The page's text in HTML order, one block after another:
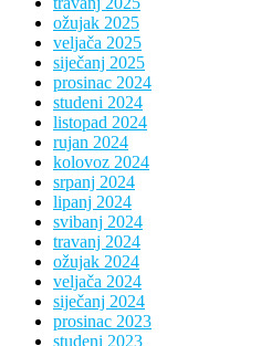
ožujak 2025
veljača 2025
siječanj 2025
prosinac 2024
studeni 2024
listopad 2024
rujan 2024
kolovoz 2024
srpanj 2024
lipanj 2024
svibanj 2024
travanj 2024
ožujak 2024
veljača 2024
siječanj 2024
prosinac 2023
studeni 2023